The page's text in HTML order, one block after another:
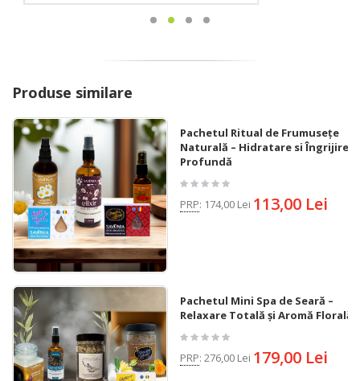
Produse similare
Pachetul Ritual de Frumusețe
Naturală – Hidratare si Îngrijire
Profundă
PRP: 174,00 Lei 113,00 Lei
Pachetul Mini Spa de Seară –
Relaxare Totală și Aromă Florală
PRP: 276,00 Lei 179,00 Lei